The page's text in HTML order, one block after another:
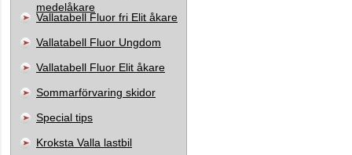
medelåkare
Vallatabell Fluor fri Elit åkare
Vallatabell Fluor Ungdom
Vallatabell Fluor Elit åkare
Sommarförvaring skidor
Special tips
Kroksta Valla lastbil